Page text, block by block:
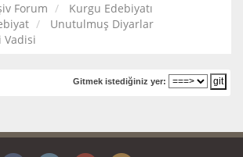
Forum
Kurgu Edebiyatı
Unutulmuş Diyarlar
Vadisi
Gitmek istediğiniz yer: